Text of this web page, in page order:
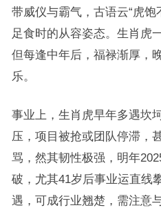
带威仪与霸气，古语云“虎饱
足食时的从容姿态。生肖虎
但每逢中年后，福禄渐厚，
乐。
事业上，生肖虎早年多遇坎
压，项目被抢或团队停滞，
骂，然其韧性极强，明年
破，尤其41岁后事业运直线
遇，可成行业翘楚，需注意